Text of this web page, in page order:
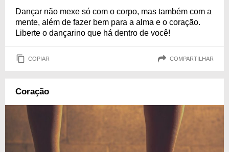
Dançar não mexe só com o corpo, mas também com a
mente, além de fazer bem para a alma e o coração.
Liberte o dançarino que há dentro de você!
COPIAR COMPARTILHAR
Coração